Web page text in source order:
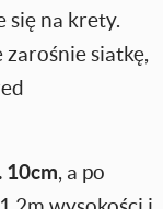
się na krety.
zarośnie siatkę,
10cm, a po